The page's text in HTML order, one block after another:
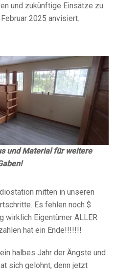
und zukünftige Einsätze zu
2025 anvisiert.
und Material für weitere
mitten in unseren
Es fehlen noch $
wirklich Eigentümer ALLER
hat ein Ende!!!!!!!
halbes Jahr der Ängste und
sich gelohnt, denn jetzt